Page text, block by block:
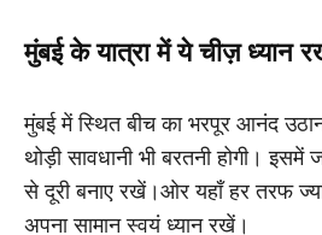
मुंबई के यात्रा में ये चीज़ ध्यान
मुंबई में स्थित बीच का भरपूर आनंद
थोड़ी सावधानी भी बरतनी होगी। इसमें
से दूरी बनाए रखें।ओर यहाँ हर तरफ
अपना सामान स्वयं ध्यान रखें।